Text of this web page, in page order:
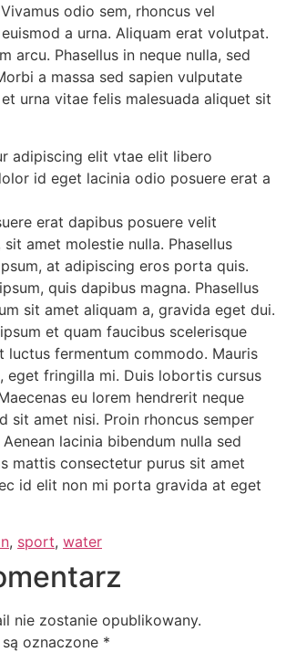
odio sem, rhoncus vel
a urna. Aliquam erat volutpat.
arcu. Phasellus in neque nulla, sed
a massa sed sapien vulputate
urna vitae felis malesuada aliquet sit
adipiscing elit vtae elit libero
id eget lacinia odio posuere erat a
erat dapibus posuere velit
amet molestie nulla. Phasellus
at adipiscing eros porta quis.
quis dapibus magna. Phasellus
sit amet aliquam a, gravida eget dui.
et quam faucibus scelerisque
luctus fermentum commodo. Mauris
eget fringilla mi. Duis lobortis cursus
eu lorem hendrerit neque
sit amet nisi. Proin rhoncus semper
lacinia bibendum nulla sed
mattis consectetur purus sit amet
id elit non mi porta gravida at eget
, sport, water
nie zostanie opublikowany.
oznaczone *